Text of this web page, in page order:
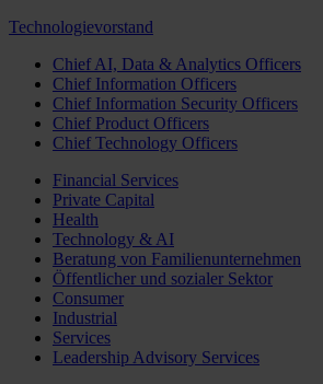
Technologievorstand
Chief AI, Data & Analytics Officers
Chief Information Officers
Chief Information Security Officers
Chief Product Officers
Chief Technology Officers
Financial Services
Private Capital
Health
Technology & AI
Beratung von Familienunternehmen
Öffentlicher und sozialer Sektor
Consumer
Industrial
Services
Leadership Advisory Services